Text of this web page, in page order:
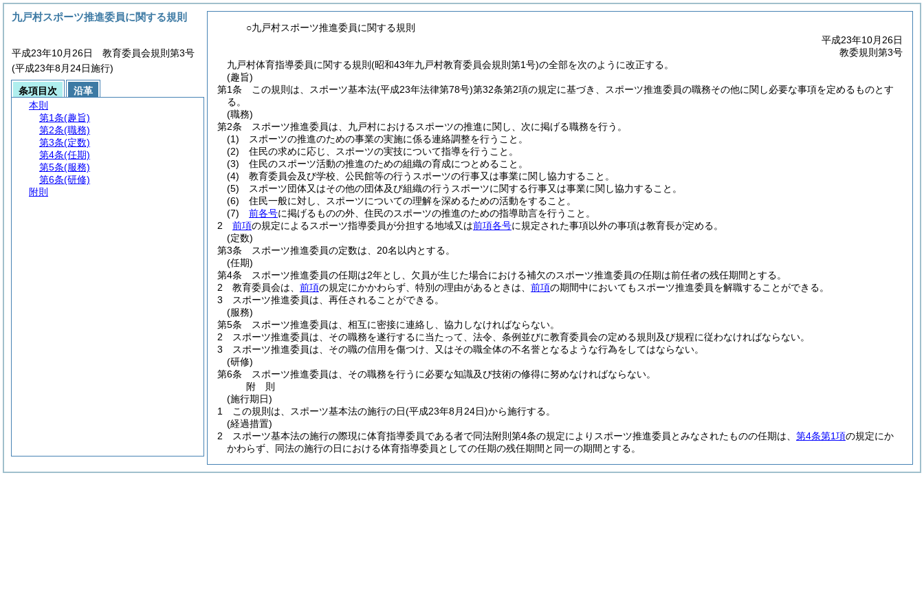
○九戸村スポーツ推進委員に関する規則
平成23年10月26日
教委規則第3号
九戸村体育指導委員に関する規則(昭和43年九戸村教育委員会規則第1号)の全部を次のように改正する。
(趣旨)
第1条
この規則は、スポーツ基本法(平成23年法律第78号)第32条第2項の規定に基づき、スポーツ推進委員の職務その他に関し必要な事項を定めるものとす
る。
(職務)
第2条
スポーツ推進委員は、九戸村におけるスポーツの推進に関し、次に掲げる職務を行う。
(1)
スポーツの推進のための事業の実施に係る連絡調整を行うこと。
(2)
住民の求めに応じ、スポーツの実技について指導を行うこと。
(3)
住民のスポーツ活動の推進のための組織の育成につとめること。
(4)
教育委員会及び学校、公民館等の行うスポーツの行事又は事業に関し協力すること。
(5)
スポーツ団体又はその他の団体及び組織の行うスポーツに関する行事又は事業に関し協力すること。
(6)
住民一般に対し、スポーツについての理解を深めるための活動をすること。
(7)
前各号に掲げるものの外、住民のスポーツの推進のための指導助言を行うこと。
2
前項の規定によるスポーツ指導委員が分担する地域又は前項各号に規定された事項以外の事項は教育長が定める。
(定数)
第3条
スポーツ推進委員の定数は、20名以内とする。
(任期)
第4条
スポーツ推進委員の任期は2年とし、欠員が生じた場合における補欠のスポーツ推進委員の任期は前任者の残任期間とする。
2
教育委員会は、 前項の規定にかかわらず、特別の理由があるときは、 前項の期間中においてもスポーツ推進委員を解職することができる。
3
スポーツ推進委員は、再任されることができる。
(服務)
第5条
スポーツ推進委員は、相互に密接に連絡し、協力しなければならない。
2
スポーツ推進委員は、その職務を遂行するに当たって、法令、条例並びに教育委員会の定める規則及び規程に従わなければならない。
3
スポーツ推進委員は、その職の信用を傷つけ、又はその職全体の不名誉となるような行為をしてはならない。
(研修)
第6条
スポーツ推進委員は、その職務を行うに必要な知識及び技術の修得に努めなければならない。
附 則
(施行期日)
1
この規則は、スポーツ基本法の施行の日(平成23年8月24日)から施行する。
(経過措置)
2
スポーツ基本法の施行の際現に体育指導委員である者で同法附則第4条の規定によりスポーツ推進委員とみなされたものの任期は、 第4条第1項の規定にか
かわらず、同法の施行の日における体育指導委員としての任期の残任期間と同一の期間とする。
九戸村スポーツ推進委員に関する規則
平成23年10月26日 教育委員会規則第3号
(平成23年8月24日施行)
条項目次
沿革
本則
第1条(趣旨)
第2条(職務)
第3条(定数)
第4条(任期)
第5条(服務)
第6条(研修)
附則